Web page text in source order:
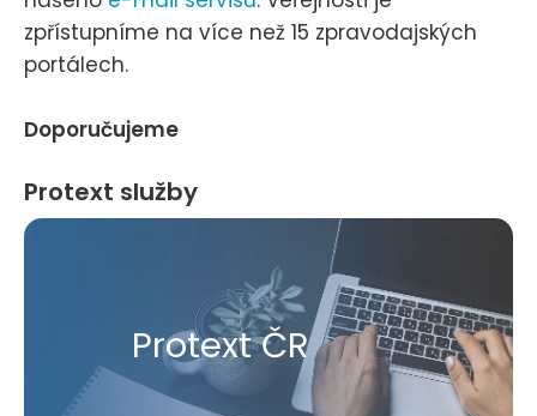
zpřístupníme na více než 15 zpravodajských
portálech.
Doporučujeme
Protext služby
Protext ČR